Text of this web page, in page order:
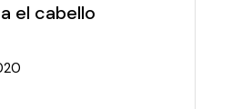
el cabello